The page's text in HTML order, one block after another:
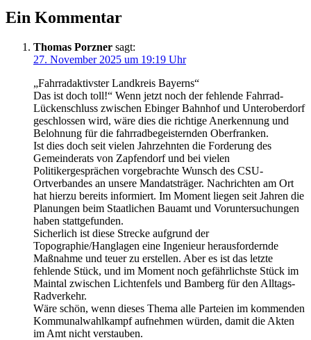
Ein Kommentar
Thomas Porzner sagt:
27. November 2025 um 19:19 Uhr
„Fahrradaktivster Landkreis Bayerns“
Das ist doch toll!“ Wenn jetzt noch der fehlende Fahrrad-
Lückenschluss zwischen Ebinger Bahnhof und Unteroberdorf
geschlossen wird, wäre dies die richtige Anerkennung und
Belohnung für die fahrradbegeisternden Oberfranken.
Ist dies doch seit vielen Jahrzehnten die Forderung des
Gemeinderats von Zapfendorf und bei vielen
Politikergesprächen vorgebrachte Wunsch des CSU-
Ortverbandes an unsere Mandatsträger. Nachrichten am Ort
hat hierzu bereits informiert. Im Moment liegen seit Jahren die
Planungen beim Staatlichen Bauamt und Voruntersuchungen
haben stattgefunden.
Sicherlich ist diese Strecke aufgrund der
Topographie/Hanglagen eine Ingenieur herausfordernde
Maßnahme und teuer zu erstellen. Aber es ist das letzte
fehlende Stück, und im Moment noch gefährlichste Stück im
Maintal zwischen Lichtenfels und Bamberg für den Alltags-
Radverkehr.
Wäre schön, wenn dieses Thema alle Parteien im kommenden
Kommunalwahlkampf aufnehmen würden, damit die Akten
im Amt nicht verstauben.